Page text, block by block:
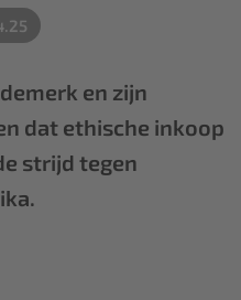
en zijn
dat ethische inkoop
strijd tegen